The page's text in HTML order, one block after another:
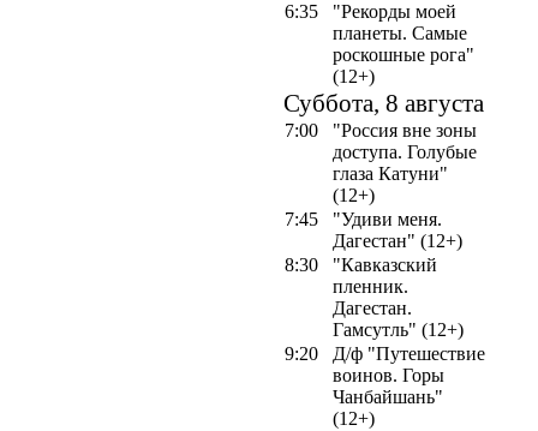
6:35
"Рекорды моей
планеты. Самые
роскошные рога"
(12+)
Суббота, 8 августа
7:00
"Россия вне зоны
доступа. Голубые
глаза Катуни"
(12+)
7:45
"Удиви меня.
Дагестан" (12+)
8:30
"Кавказский
пленник.
Дагестан.
Гамсутль" (12+)
9:20
Д/ф "Путешествие
воинов. Горы
Чанбайшань"
(12+)